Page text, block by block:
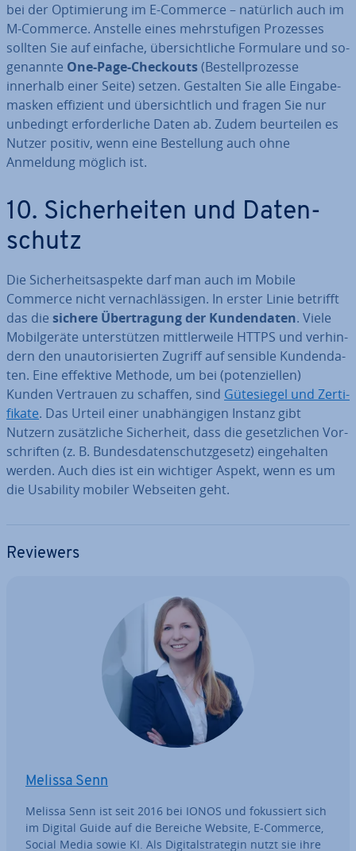
bei der Op­ti­mie­rung im E-Commerce – natürlich auch im
M-Commerce. Anstelle eines mehr­stu­fi­gen Prozesses
sollten Sie auf einfache, über­sicht­li­che Formulare und so­
ge­nann­te One-Page-Checkouts(Be­stell­pro­zes­se
innerhalb einer Seite) setzen. Gestalten Sie alle Ein­ga­be­
mas­ken effizient und über­sicht­lich und fragen Sie nur
unbedingt er­for­der­li­che Daten ab. Zudem be­ur­tei­len es
Nutzer positiv, wenn eine Be­stel­lung auch ohne
Anmeldung möglich ist.
10. Si­cher­hei­ten und Da­ten­
schutz
Die Si­cher­heits­aspek­te darf man auch im Mobile
Commerce nicht ver­nach­läs­si­gen. In erster Linie betrifft
das die sichere Über­tra­gung der Kun­den­da­ten. Viele
Mo­bil­ge­rä­te un­ter­stüt­zen mitt­ler­wei­le HTTPS und ver­hin­
dern den un­au­to­ri­sier­ten Zugriff auf sensible Kun­den­da­
ten. Eine effektive Methode, um bei (po­ten­zi­el­len)
Kunden Vertrauen zu schaffen, sind Gü­te­sie­gel und Zer­ti­
fi­ka­te. Das Urteil einer un­ab­hän­gi­gen Instanz gibt
Nutzern zu­sätz­li­che Si­cher­heit, dass die ge­setz­li­chen Vor­
schrif­ten (z. B. Bun­des­da­ten­schutz­ge­setz) ein­ge­hal­ten
werden. Auch dies ist ein wichtiger Aspekt, wenn es um
die Usability mobiler Webseiten geht.
Reviewers
Melissa Senn
Melissa Senn ist seit 2016 bei IONOS und fo­kus­siert sich
im Digital Guide auf die Bereiche Website, E-Commerce,
Social Media sowie KI. Als Di­gi­tal­stra­te­gin nutzt sie ihre